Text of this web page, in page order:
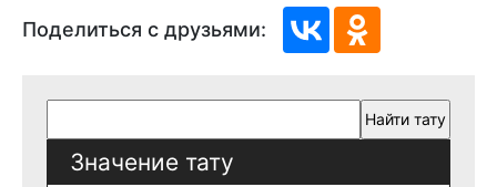
Поделиться с друзьями:
Значение тату